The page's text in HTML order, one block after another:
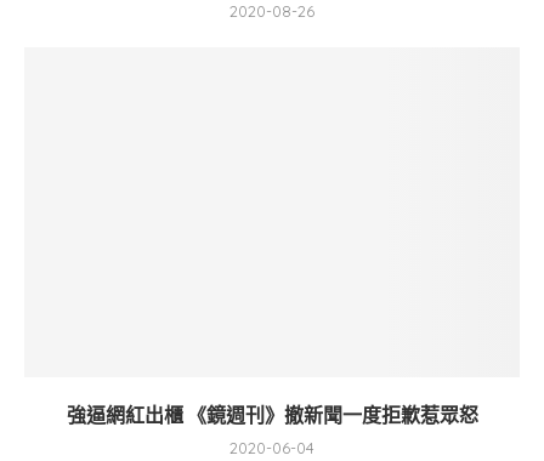
2020-08-26
強逼網紅出櫃 《鏡週刊》撤新聞一度拒歉惹眾怒
2020-06-04